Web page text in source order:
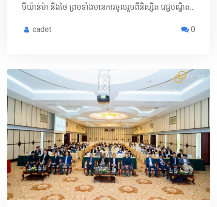
មីយ៉ាន់ម៉ា និងថៃ ព្រមទាំងមានការចូលរួមពីនិស្សិត វេជ្ជបណ្ឌិត…
cadet 0